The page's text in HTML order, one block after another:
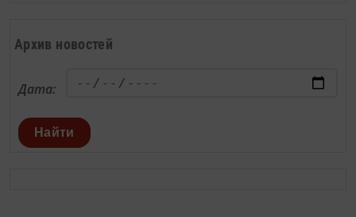
Архив новостей
Дата:
Найти